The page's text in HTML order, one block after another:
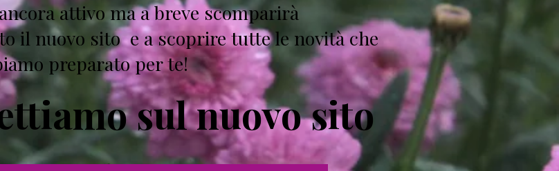
attivo ma a breve scomparirà
il nuovo sito e a scoprire tutte le novità che
preparato per te!
sul nuovo sito